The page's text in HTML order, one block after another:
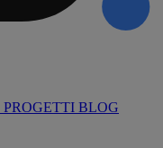
PROGETTI BLOG